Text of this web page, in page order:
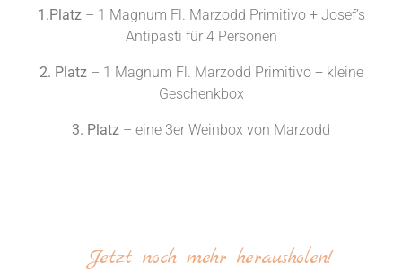
1.Platz– 1 Magnum Fl. Marzodd Primitivo + Josef’s
Antipasti für 4 Personen
2. Platz– 1 Magnum Fl. Marzodd Primitivo + kleine
Geschenkbox
3. Platz – eine 3er Weinbox von Marzodd
Jetzt noch mehr herausholen!